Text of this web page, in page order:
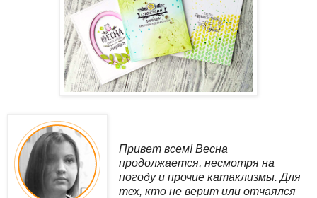
Привет всем! Весна
продолжается, несмотря на
погоду и прочие катаклизмы.Для
тех, кто не верит или отчаялся